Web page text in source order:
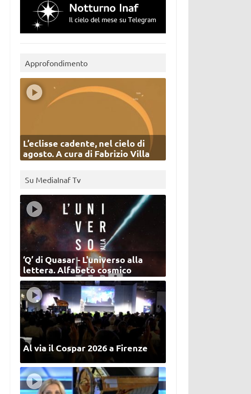
Approfondimento
L’eclisse cadente, nel cielo di
agosto. A cura di Fabrizio Villa
Su MediaInaf Tv
‘Q’ di Quasar - L'universo alla
lettera. Alfabeto cosmico
Al via il Cospar 2026 a Firenze